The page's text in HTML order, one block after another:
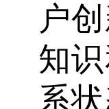
户
知
系